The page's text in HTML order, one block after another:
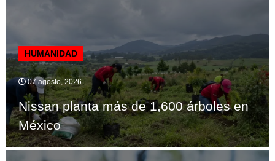
HUMANIDAD
07 agosto, 2026
Nissan planta más de 1,600 árboles en
México